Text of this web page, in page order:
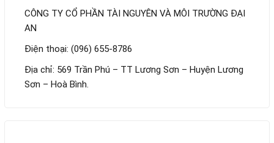
CÔNG TY CỔ PHẦN TÀI NGUYÊN VÀ MÔI TRƯỜNG ĐẠI
AN
Điện thoại: (096) 655-8786
Địa chỉ: 569 Trần Phú – TT Lương Sơn – Huyện Lương
Sơn – Hoà Bình.